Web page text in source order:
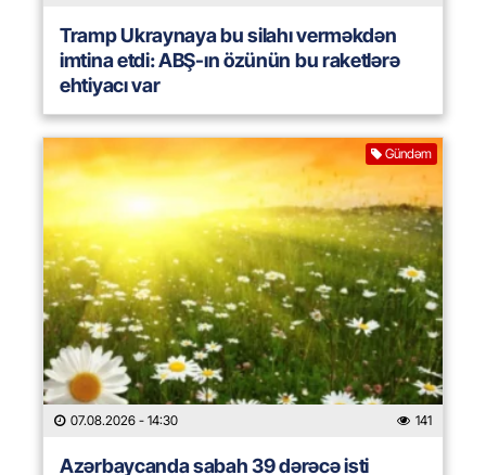
Tramp Ukraynaya bu silahı verməkdən
imtina etdi: ABŞ-ın özünün bu raketlərə
ehtiyacı var
Gündəm
07.08.2026 - 14:30 141
Azərbaycanda sabah 39 dərəcə isti